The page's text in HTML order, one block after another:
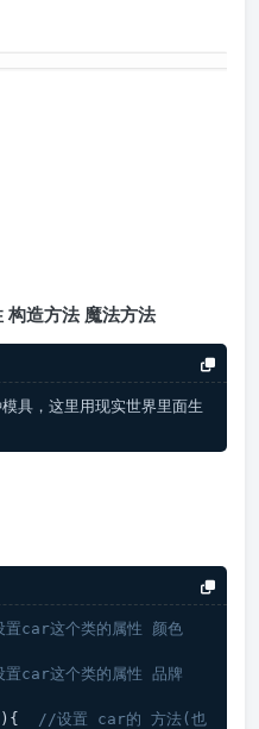
构造方法 魔法方法
具，这里用现实世界里面生
car这个类的属性 颜色
car这个类的属性 品牌
) {
//设置 car的 方法(也